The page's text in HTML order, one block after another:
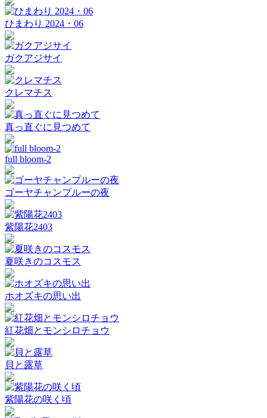
ひまわり 2024・06
ガクアジサイ
クレマチス
真っ直ぐに見つめて
full bloom-2
ゴーヤチャンプルーの夜
紫陽花2403
夏咲きのコスモス
ホオズキの思い出
紅花畑とモンシロチョウ
貝と露草
紫陽花の咲く頃